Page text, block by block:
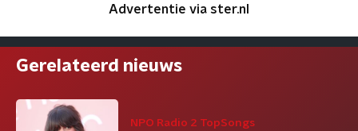
Advertentie via ster.nl
Gerelateerd nieuws
NPO Radio 2 TopSongs